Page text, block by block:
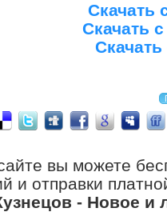
Скачать
Скачать
вы можете
и отправки
- Новое и